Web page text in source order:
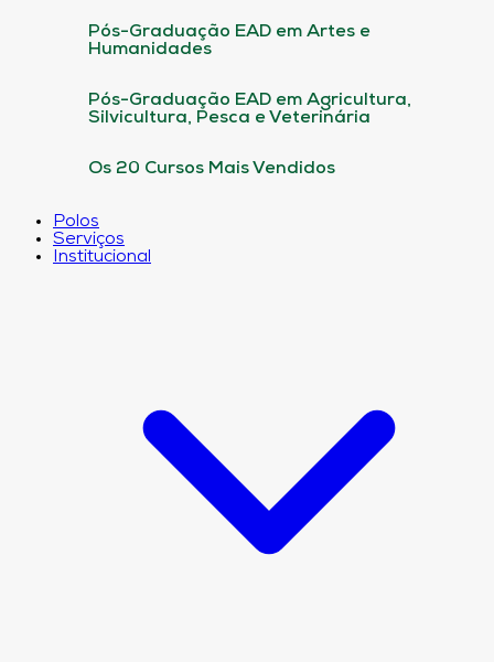
Pós-Graduação EAD em Artes e
Humanidades
Pós-Graduação EAD em Agricultura,
Silvicultura, Pesca e Veterinária
Os 20 Cursos Mais Vendidos
Polos
Serviços
Institucional